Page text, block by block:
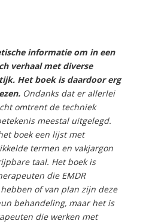
informatie om in een
verhaal met diverse
Het boek is daardoor erg
Ondanks dat er allerlei
omtrent de techniek
meestal uitgelegd.
boek een lijst met
termen en vakjargon
taal. Het boek is
die EMDR
of van plan zijn deze
behandeling, maar het is
die werken met